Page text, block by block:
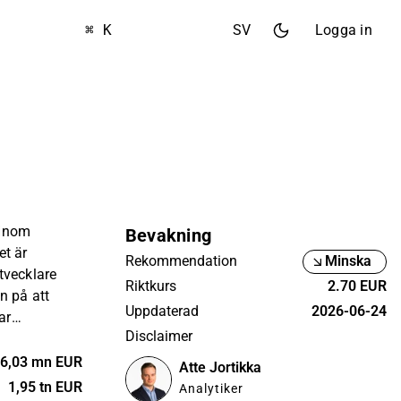
⌘ K SV Logga in
är
på att
bastur.
hela
planering,
mn EUR
1,95 tn EUR
Bevakning
Rekommendation
Minska
Riktkurs
2.70 EUR
Uppdaterad
2026-06-24
Disclaimer
Atte Jortikka
Analytiker